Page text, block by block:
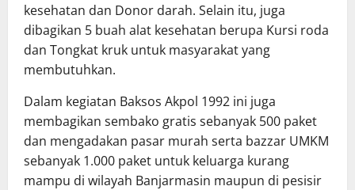
kesehatan dan Donor darah. Selain itu, juga
dibagikan 5 buah alat kesehatan berupa Kursi roda
dan Tongkat kruk untuk masyarakat yang
membutuhkan.
Dalam kegiatan Baksos Akpol 1992 ini juga
membagikan sembako gratis sebanyak 500 paket
dan mengadakan pasar murah serta bazzar UMKM
sebanyak 1.000 paket untuk keluarga kurang
mampu di wilayah Banjarmasin maupun di pesisir